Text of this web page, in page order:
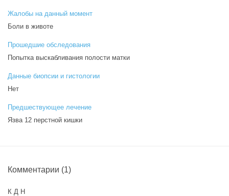
Жалобы на данный момент
Боли в животе
Прошедшие обследования
Попытка выскабливания полости матки
Данные биопсии и гистологии
Нет
Предшествующее лечение
Язва 12 перстной кишки
Комментарии (1)
К Д Н